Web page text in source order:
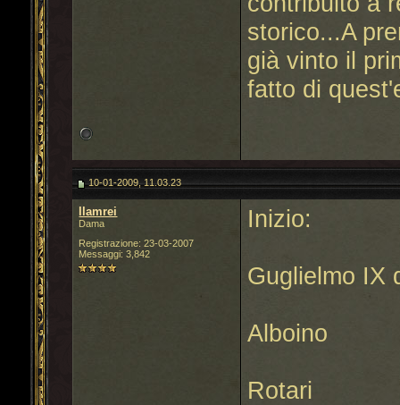
storico...A
già vinto il
fatto di
10-01-2009, 11.03.23
llamrei
Dama
Registrazione: 23-03-2007
Messaggi: 3,842
Inizio:
Guglielmo IX
Alboino
Rotari